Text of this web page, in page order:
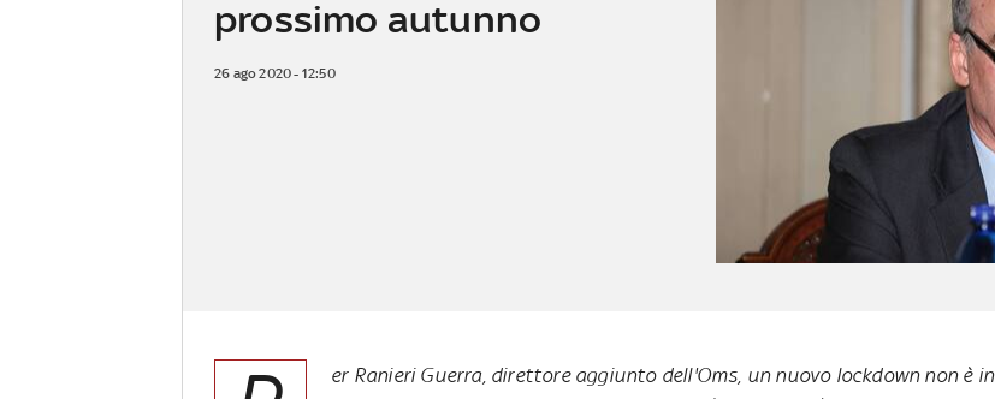
prossimo autunno
26 ago 2020 - 12:50
er Ranieri Guerra, direttore aggiunto dell'Oms, un nuovo lockdown non è in